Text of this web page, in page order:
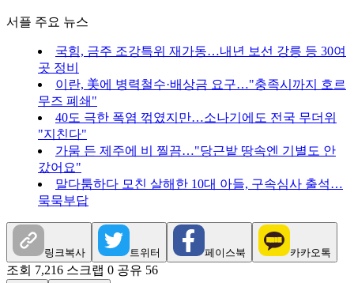
서플 주요 뉴스
국힘, 금주 조강특위 재가동…내년 보선 강릉 등 30여
곳 정비
이란, 美에 병력철수·배상금 요구…"충족시까지 호르
무즈 폐쇄"
40도 극한 폭염 꺾였지만…소나기에도 전국 무더위
"지친다"
가뭄 든 제주에 비 찔끔…"당근밭 땅속엔 기별도 안
갔어요"
말다툼하다 모친 살해한 10대 아들, 구속심사 출석…
묵묵부답
링크복사 트위터 페이스북 카카오톡
조회 7,216 스크랩 0 공유 56